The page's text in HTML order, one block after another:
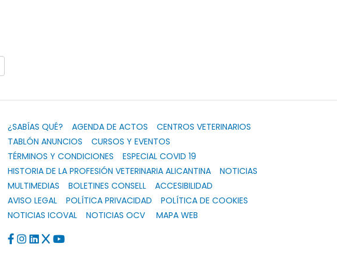
¿SABÍAS QUÉ? AGENDA DE ACTOS
CENTROS VETERINARIOS
TABLÓN ANUNCIOS
CURSOS Y EVENTOS
TÉRMINOS Y CONDICIONES
ESPECIAL COVID 19
HISTORIA DE LA PROFESIÓN VETERINARIA ALICANTINA
NOTICIAS
MULTIMEDIAS
BOLETINES CONSELL
ACCESIBILIDAD
AVISO LEGAL
POLÍTICA PRIVACIDAD
POLÍTICA DE COOKIES
NOTICIAS ICOVAL
NOTICIAS OCV MAPA WEB